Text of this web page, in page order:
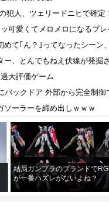
結局ガンプラのブランドでRG
が一番ハズレがないよね？